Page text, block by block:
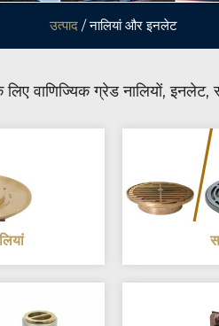
उत्पाद / नालियां और इनलेट
वाणिज्यिक ग्रेड नालियों,